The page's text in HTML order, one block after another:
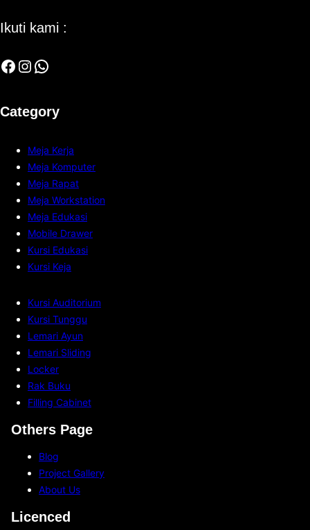
Ikuti kami :
Facebook Instagram WhatsApp
Category
Meja Kerja
Meja Komputer
Meja Rapat
Meja Workstation
Meja Edukasi
Mobile Drawer
Kursi Edukasi
Kursi Keja
Kursi Auditorium
Kursi Tunggu
Lemari Ayun
Lemari Sliding
Locker
Rak Buku
Filling Cabinet
Others Page
Blog
Project Gallery
About Us
Licenced